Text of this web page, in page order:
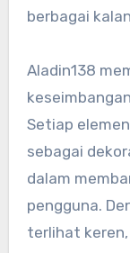
berbagai
Aladin138
Setiap
sebagai
dalam
pengguna.
terlihat